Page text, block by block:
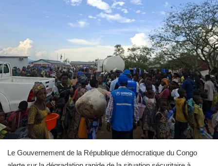
Le Gouvernement de la République démocratique du Congo